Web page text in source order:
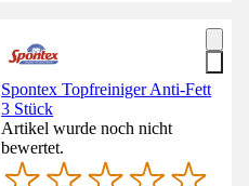
Spontex Topfreiniger Anti-Fett
3 Stück
Artikel wurde noch nicht
bewertet.